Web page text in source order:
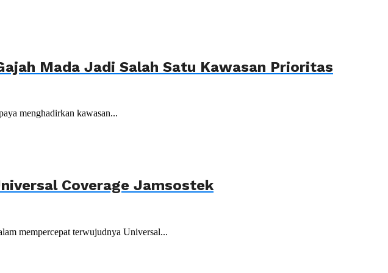
Mada Jadi Salah Satu Kawasan Prioritas
menghadirkan kawasan...
Coverage Jamsostek
mempercepat terwujudnya Universal...